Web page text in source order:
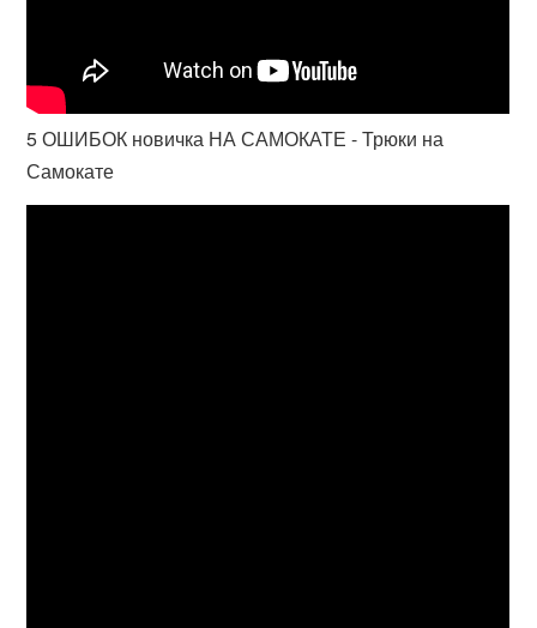
5 ОШИБОК новичка НА САМОКАТЕ - Трюки на
Самокате